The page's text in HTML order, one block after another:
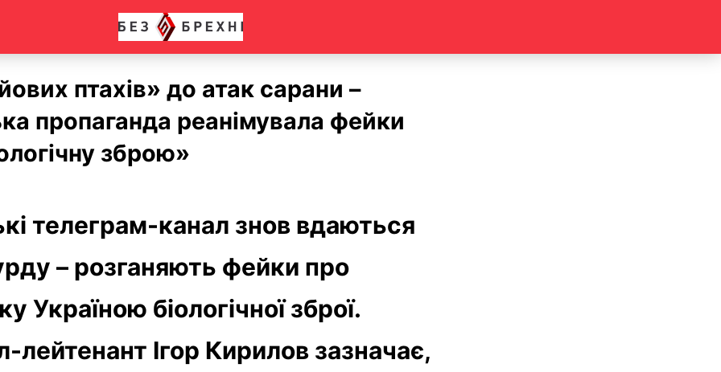
птахів» до атак сарани –
пропаганда реанімувала фейки
зброю»
телеграм-канал знов вдаються
– розганяють фейки про
Україною біологічної зброї.
лейтенант Ігор Кирилов зазначає,